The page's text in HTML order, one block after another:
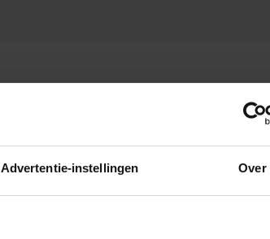
Advertentie-instellingen Over